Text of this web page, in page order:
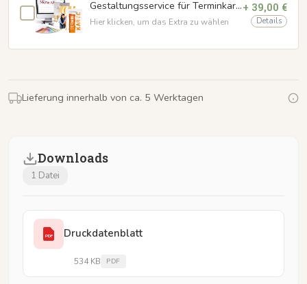
Gestaltungsservice für Terminkarten
Hier klicken, um das Extra zu wählen
+ 39,00 €
Details
Lieferung innerhalb von ca. 5 Werktagen
Downloads
1 Datei
PDF Druckdatenblatt
534 KB PDF